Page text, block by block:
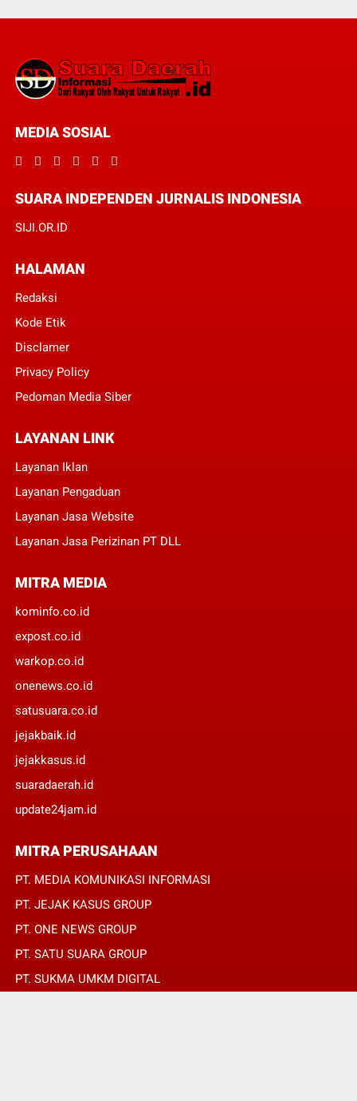
MEDIA SOSIAL
SUARA INDEPENDEN JURNALIS INDONESIA
SIJI.OR.ID
HALAMAN
Redaksi
Kode Etik
Disclamer
Privacy Policy
Pedoman Media Siber
LAYANAN LINK
Layanan Iklan
Layanan Pengaduan
Layanan Jasa Website
Layanan Jasa Perizinan PT DLL
MITRA MEDIA
kominfo.co.id
expost.co.id
warkop.co.id
onenews.co.id
satusuara.co.id
jejakbaik.id
jejakkasus.id
suaradaerah.id
update24jam.id
MITRA PERUSAHAAN
PT. MEDIA KOMUNIKASI INFORMASI
PT. JEJAK KASUS GROUP
PT. ONE NEWS GROUP
PT. SATU SUARA GROUP
PT. SUKMA UMKM DIGITAL